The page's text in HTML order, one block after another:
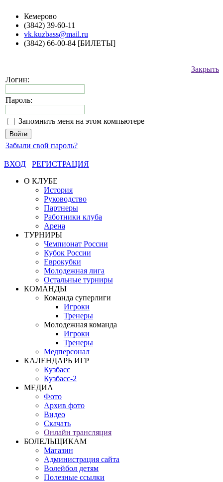
Кемерово
(3842) 39-60-11
vk.kuzbass@mail.ru
(3842) 66-00-84 [БИЛЕТЫ]
Закрыть
Логин:
Пароль:
Запомнить меня на этом компьютере
Забыли свой пароль?
ВХОД
РЕГИСТРАЦИЯ
О КЛУБЕ
История
Руководство
Партнеры
Работники клуба
Арена
ТУРНИРЫ
Чемпионат России
Кубок России
Еврокубки
Молодежная лига
Остальные турниры
КОМАНДЫ
Команда суперлиги
Игроки
Тренеры
Молодежная команда
Игроки
Тренеры
Медперсонал
КАЛЕНДАРЬ ИГР
Кузбасс
Кузбасс-2
МЕДИА
Фото
Архив фото
Видео
Скачать
Онлайн трансляция
БОЛЕЛЬЩИКАМ
Магазин
Администрация сайта
Волейбол детям
Полезные ссылки